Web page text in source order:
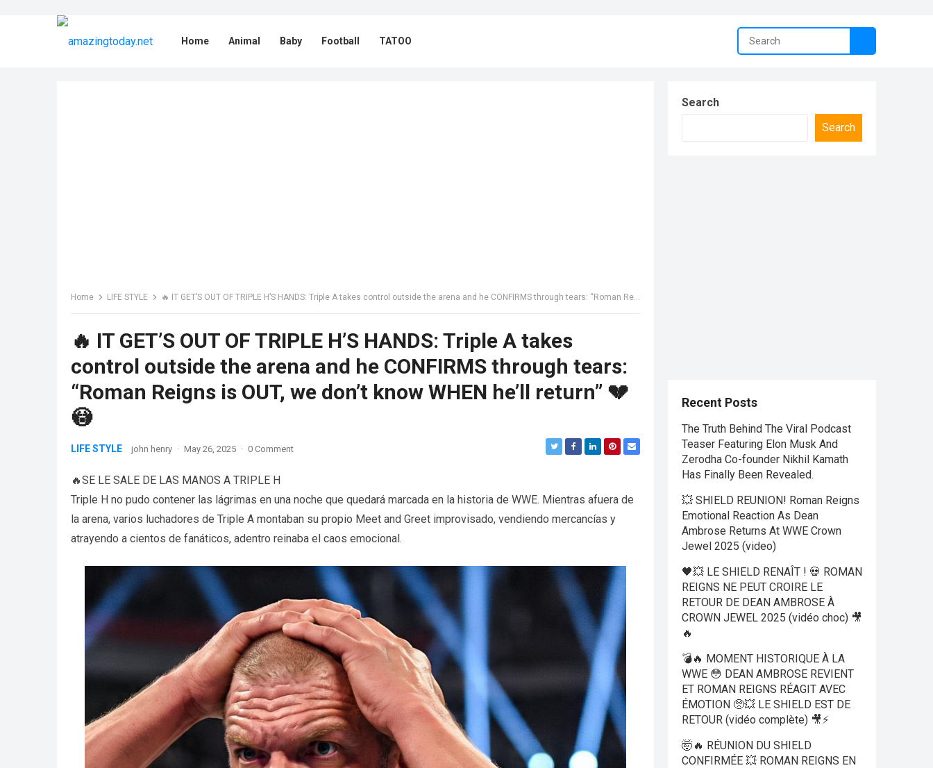
Home Animal Baby Football TATOO
Home LIFE STYLE 🔥 IT GET’S OUT OF TRIPLE H’S HANDS: Triple A takes control outside the arena and he CONFIRMS through tears: “Roman Reigns is OUT, we don’t know WHEN he’ll return” 💔😳
🔥 IT GET’S OUT OF TRIPLE H’S HANDS: Triple A takes
control outside the arena and he CONFIRMS through tears:
“Roman Reigns is OUT, we don’t know WHEN he’ll return” 💔
😳
LIFE STYLE john henry · May 26, 2025 · 0 Comment
🔥SE LE SALE DE LAS MANOS A TRIPLE H
Triple H no pudo contener las lágrimas en una noche que quedará marcada en la historia de WWE. Mientras afuera de
la arena, varios luchadores de Triple A montaban su propio Meet and Greet improvisado, vendiendo mercancías y
atrayendo a cientos de fanáticos, adentro reinaba el caos emocional.
Search
Search
Recent Posts
The Truth Behind The Viral Podcast
Teaser Featuring Elon Musk And
Zerodha Co-founder Nikhil Kamath
Has Finally Been Revealed.
💥 SHIELD REUNION! Roman Reigns
Emotional Reaction As Dean
Ambrose Returns At WWE Crown
Jewel 2025 (video)
🖤💥 LE SHIELD RENAÎT ! 💀 ROMAN
REIGNS NE PEUT CROIRE LE
RETOUR DE DEAN AMBROSE À
CROWN JEWEL 2025 (vidéo choc) 🎥
🔥
💣🔥 MOMENT HISTORIQUE À LA
WWE 😳 DEAN AMBROSE REVIENT
ET ROMAN REIGNS RÉAGIT AVEC
ÉMOTION 🥺💥 LE SHIELD EST DE
RETOUR (vidéo complète) 🎥⚡
🤯🔥 RÉUNION DU SHIELD
CONFIRMÉE 💥 ROMAN REIGNS EN